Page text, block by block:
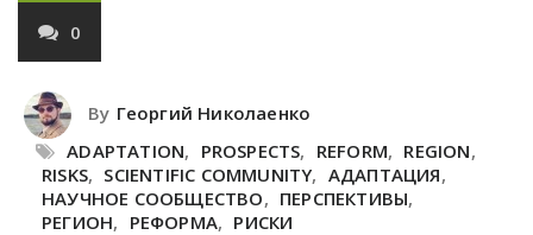
0
By Георгий Николаенко
ADAPTATION, PROSPECTS, REFORM, REGION,
RISKS, SCIENTIFIC COMMUNITY, АДАПТАЦИЯ,
НАУЧНОЕ СООБЩЕСТВО, ПЕРСПЕКТИВЫ,
РЕГИОН, РЕФОРМА, РИСКИ